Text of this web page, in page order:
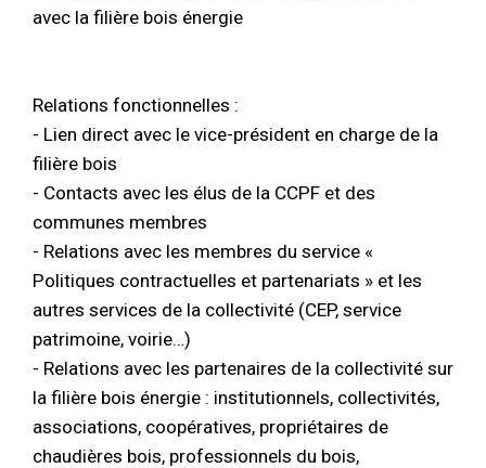
avec la filière bois énergie
Relations fonctionnelles :
- Lien direct avec le vice-président en charge de la
filière bois
- Contacts avec les élus de la CCPF et des
communes membres
- Relations avec les membres du service «
Politiques contractuelles et partenariats » et les
autres services de la collectivité (CEP, service
patrimoine, voirie…)
- Relations avec les partenaires de la collectivité sur
la filière bois énergie : institutionnels, collectivités,
associations, coopératives, propriétaires de
chaudières bois, professionnels du bois,